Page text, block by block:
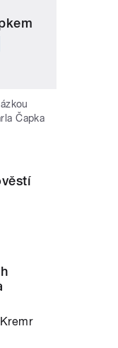
Čapka